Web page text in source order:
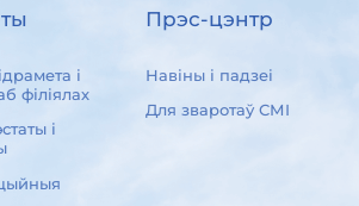
і
філіялах
і
Прэс-цэнтр
Навіны і падзеі
Для зваротаў СМІ